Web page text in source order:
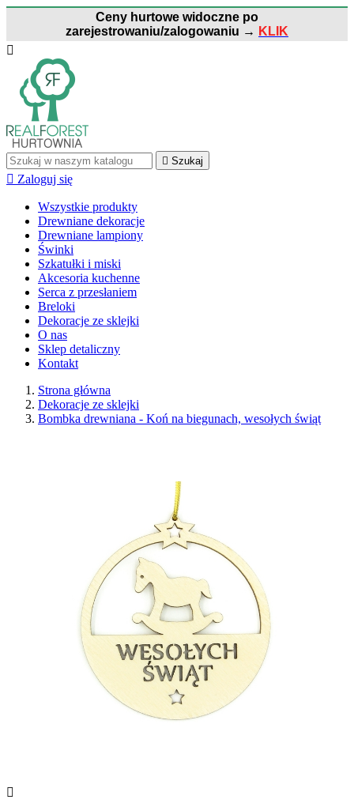
Ceny hurtowe widoczne po
zarejestrowaniu/zalogowaniu → KLIK

 Szukaj
 Zaloguj się
Wszystkie produkty
Drewniane dekoracje
Drewniane lampiony
Świnki
Szkatułki i miski
Akcesoria kuchenne
Serca z przesłaniem
Breloki
Dekoracje ze sklejki
O nas
Sklep detaliczny
Kontakt
Strona główna
Dekoracje ze sklejki
Bombka drewniana - Koń na biegunach, wesołych świąt
